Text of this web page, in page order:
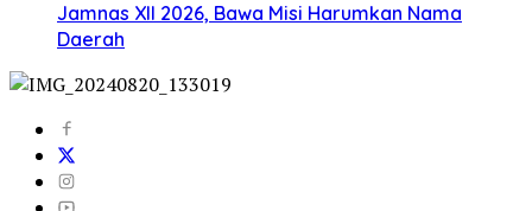
Jamnas XII 2026, Bawa Misi Harumkan Nama
Daerah